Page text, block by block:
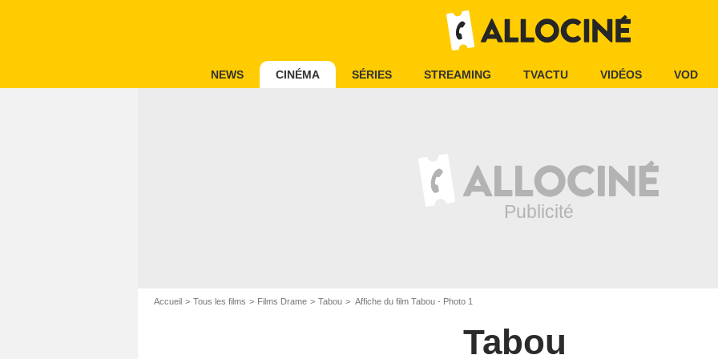
NEWS CINÉMA SÉRIES STREAMING TVACTU VIDÉOS VOD
Accueil Tous les films Films Drame Tabou Affiche du film Tabou - Photo 1
Tabou